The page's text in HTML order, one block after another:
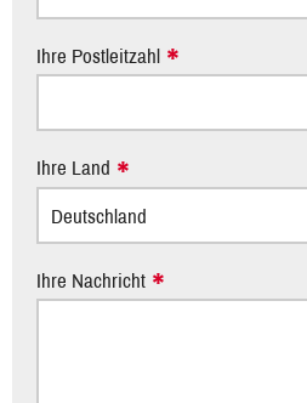
Ihre Postleitzahl
Ihre Land
Ihre Nachricht